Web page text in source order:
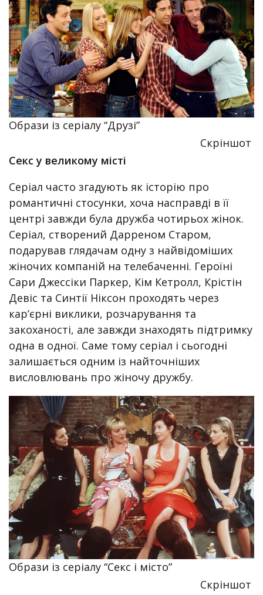
Образи із серіалу “Друзі”
Скріншот
Секс у великому місті
Серіал часто згадують як історію про
романтичні стосунки, хоча насправді в її
центрі завжди була дружба чотирьох жінок.
Серіал, створений Дарреном Старом,
подарував глядачам одну з найвідоміших
жіночих компаній на телебаченні. Героїні
Сари Джессіки Паркер, Кім Кетролл, Крістін
Девіс та Синтії Ніксон проходять через
кар’єрні виклики, розчарування та
закоханості, але завжди знаходять підтримку
одна в одної. Саме тому серіал і сьогодні
залишається одним із найточніших
висловлювань про жіночу дружбу.
Образи із серіалу “Секс і місто”
Скріншот